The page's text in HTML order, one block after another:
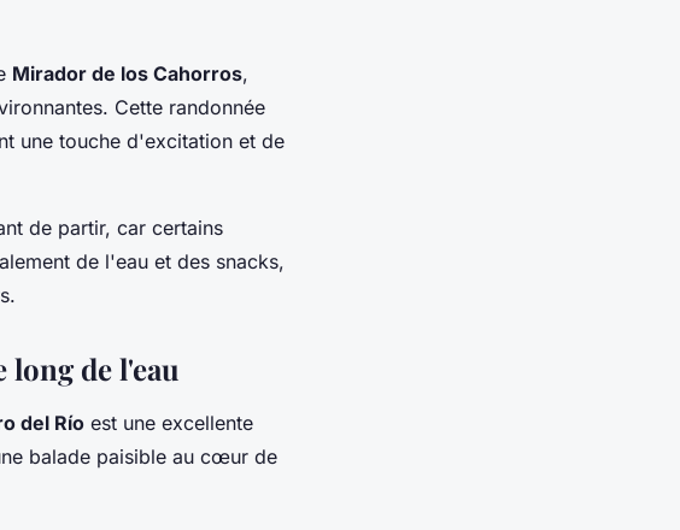
Mirador de los Cahorros,
Cette randonnée
une touche d'excitation et de
de partir, car certains
de l'eau et des snacks,
long de l'eau
del Río est une excellente
balade paisible au cœur de